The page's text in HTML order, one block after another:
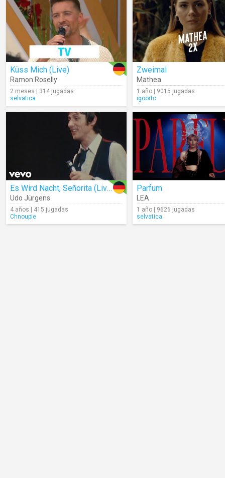
Küss Mich (Live)
Ramon Roselly
2 meses | 314 jugadas
selvatica
Zweimal
Mathea
1 año | 9015 jugadas
igoortc
Es Wird Nacht, Señorita (Live)
Udo Jürgens
4 años | 415 jugadas
Chnoupie
Parfum
LEA
1 año | 9626 jugadas
selvatica